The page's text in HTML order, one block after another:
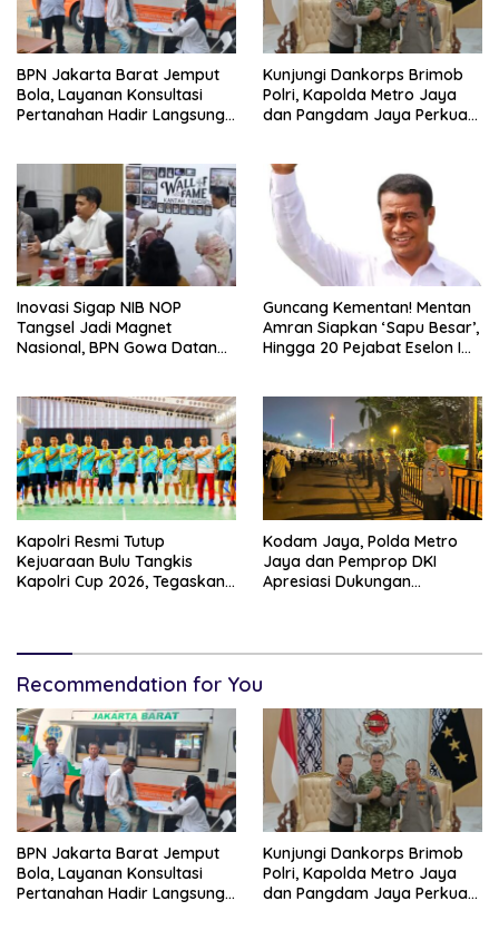
BPN Jakarta Barat Jemput
Bola, Layanan Konsultasi
Pertanahan Hadir Langsung
Kunjungi Dankorps Brimob
Polri, Kapolda Metro Jaya
dan Pangdam Jaya Perkuat
Inovasi Sigap NIB NOP
Tangsel Jadi Magnet
Nasional, BPN Gowa Datang
Guncang Kementan! Mentan
Amran Siapkan ‘Sapu Besar’,
Hingga 20 Pejabat Eselon I
Kapolri Resmi Tutup
Kejuaraan Bulu Tangkis
Kapolri Cup 2026, Tegaskan
Kodam Jaya, Polda Metro
Jaya dan Pemprop DKI
Apresiasi Dukungan
Recommendation for You
BPN Jakarta Barat Jemput
Bola, Layanan Konsultasi
Pertanahan Hadir Langsung
Kunjungi Dankorps Brimob
Polri, Kapolda Metro Jaya
dan Pangdam Jaya Perkuat